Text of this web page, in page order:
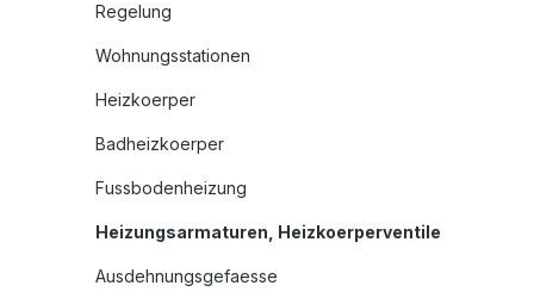
Regelung
Wohnungsstationen
Heizkoerper
Badheizkoerper
Fussbodenheizung
Heizungsarmaturen, Heizkoerperventile
Ausdehnungsgefaesse